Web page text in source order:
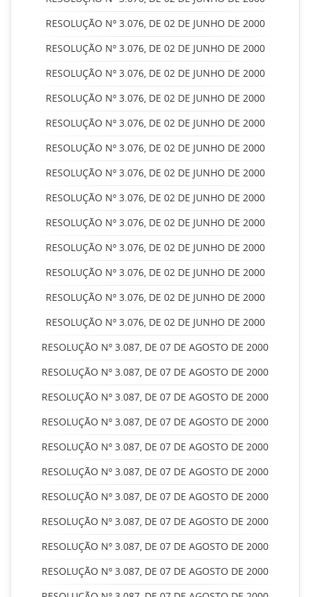
RESOLUÇÃO Nº 3.076, DE 02 DE JUNHO DE 2000
RESOLUÇÃO Nº 3.076, DE 02 DE JUNHO DE 2000
RESOLUÇÃO Nº 3.076, DE 02 DE JUNHO DE 2000
RESOLUÇÃO Nº 3.076, DE 02 DE JUNHO DE 2000
RESOLUÇÃO Nº 3.076, DE 02 DE JUNHO DE 2000
RESOLUÇÃO Nº 3.076, DE 02 DE JUNHO DE 2000
RESOLUÇÃO Nº 3.076, DE 02 DE JUNHO DE 2000
RESOLUÇÃO Nº 3.076, DE 02 DE JUNHO DE 2000
RESOLUÇÃO Nº 3.076, DE 02 DE JUNHO DE 2000
RESOLUÇÃO Nº 3.076, DE 02 DE JUNHO DE 2000
RESOLUÇÃO Nº 3.076, DE 02 DE JUNHO DE 2000
RESOLUÇÃO Nº 3.076, DE 02 DE JUNHO DE 2000
RESOLUÇÃO Nº 3.076, DE 02 DE JUNHO DE 2000
RESOLUÇÃO Nº 3.087, DE 07 DE AGOSTO DE 2000
RESOLUÇÃO Nº 3.087, DE 07 DE AGOSTO DE 2000
RESOLUÇÃO Nº 3.087, DE 07 DE AGOSTO DE 2000
RESOLUÇÃO Nº 3.087, DE 07 DE AGOSTO DE 2000
RESOLUÇÃO Nº 3.087, DE 07 DE AGOSTO DE 2000
RESOLUÇÃO Nº 3.087, DE 07 DE AGOSTO DE 2000
RESOLUÇÃO Nº 3.087, DE 07 DE AGOSTO DE 2000
RESOLUÇÃO Nº 3.087, DE 07 DE AGOSTO DE 2000
RESOLUÇÃO Nº 3.087, DE 07 DE AGOSTO DE 2000
RESOLUÇÃO Nº 3.087, DE 07 DE AGOSTO DE 2000